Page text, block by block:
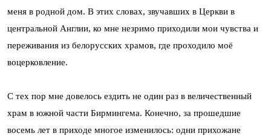
меня в родной дом. В этих словах, звучавших в Церкви в
центральной Англии, ко мне незримо приходили мои чувства и
переживания из белорусских храмов, где проходило моё
воцерковление.
С тех пор мне довелось ездить не один раз в величественный
храм в южной части Бирмингема. Конечно, за прошедшие
восемь лет в приходе многое изменилось: одни прихожане